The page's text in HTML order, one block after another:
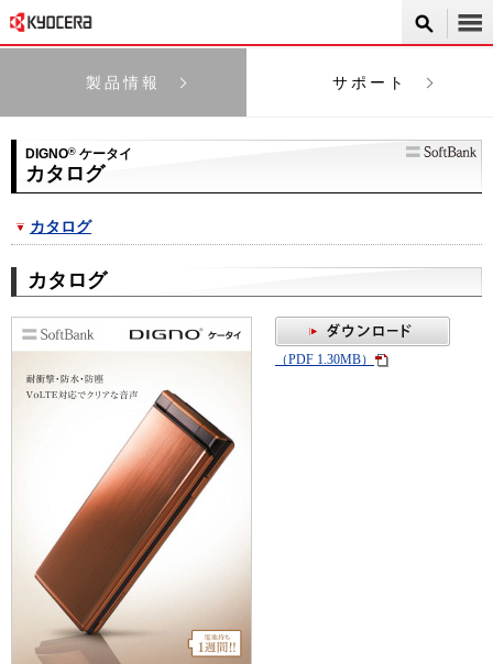
製品情報 サポート
DIGNO® ケータイ
カタログ
カタログ
カタログ
（PDF 1.30MB）